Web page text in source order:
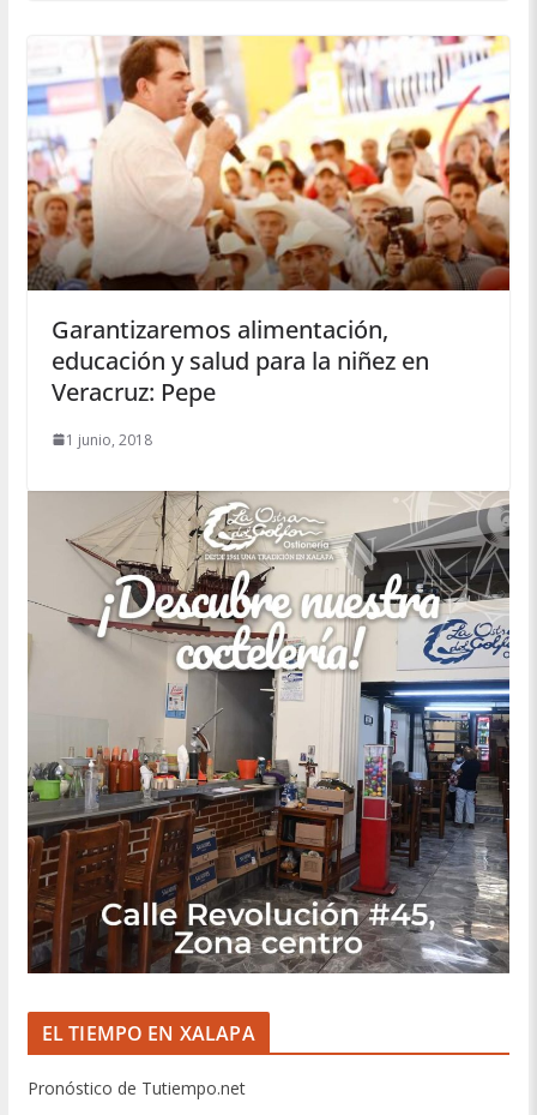
Garantizaremos alimentación,
educación y salud para la niñez en
Veracruz: Pepe
1 junio, 2018
EL TIEMPO EN XALAPA
Pronóstico de Tutiempo.net